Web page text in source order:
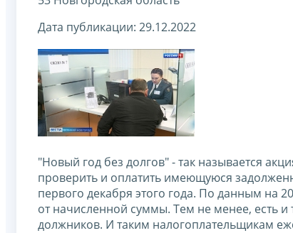
Дата публикации: 29.12.2022
"Новый год без долгов" - так называется
проверить и оплатить имеющуюся
первого декабря этого года. По данным на
от начисленной суммы. Тем не менее, есть и
должников. И таким налогоплательщикам